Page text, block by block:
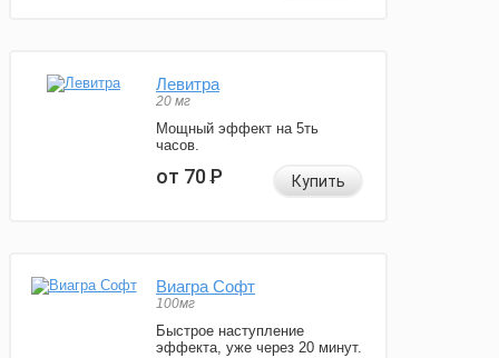
Левитра
20 мг
Мощный эффект на 5ть
часов.
от 70Р Купить
Виагра Софт
100мг
Быстрое наступление
эффекта, уже через 20 минут.